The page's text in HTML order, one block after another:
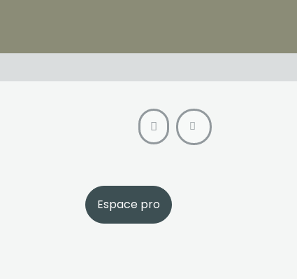
Espace pro